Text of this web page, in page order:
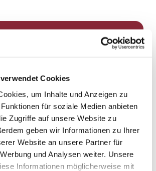
Cookies
um Inhalte und Anzeigen zu
für soziale Medien anbieten
Zugriffe auf unsere Website zu
geben wir Informationen zu Ihrer
Website an unsere Partner für
und Analysen weiter. Unsere
Informationen möglicherweise mit
könnte Sie auch